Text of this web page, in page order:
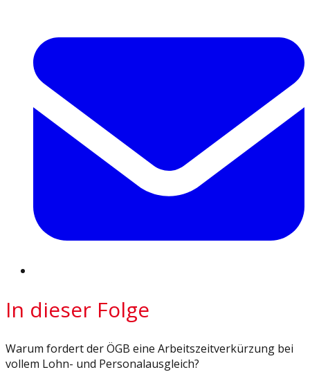
In dieser Folge
Warum fordert der ÖGB eine Arbeitszeitverkürzung bei
vollem Lohn- und Personalausgleich?